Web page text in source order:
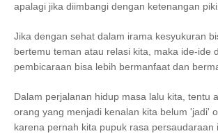
apalagi jika diimbangi dengan ketenangan
Jika dengan sehat dalam irama kesyukuran
bertemu teman atau relasi kita, maka ide-ide
pembicaraan bisa lebih bermanfaat dan
Dalam perjalanan hidup masa lalu kita, tentu
orang yang menjadi kenalan kita belum 'jadi'
karena pernah kita pupuk rasa persaudaraan